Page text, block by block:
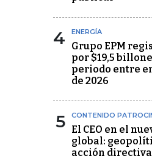
4 ENERGÍA
Grupo EPM
por $19,5
periodo entre
de 2026
5 CONTENIDO
El CEO en el
global:
acción directiva